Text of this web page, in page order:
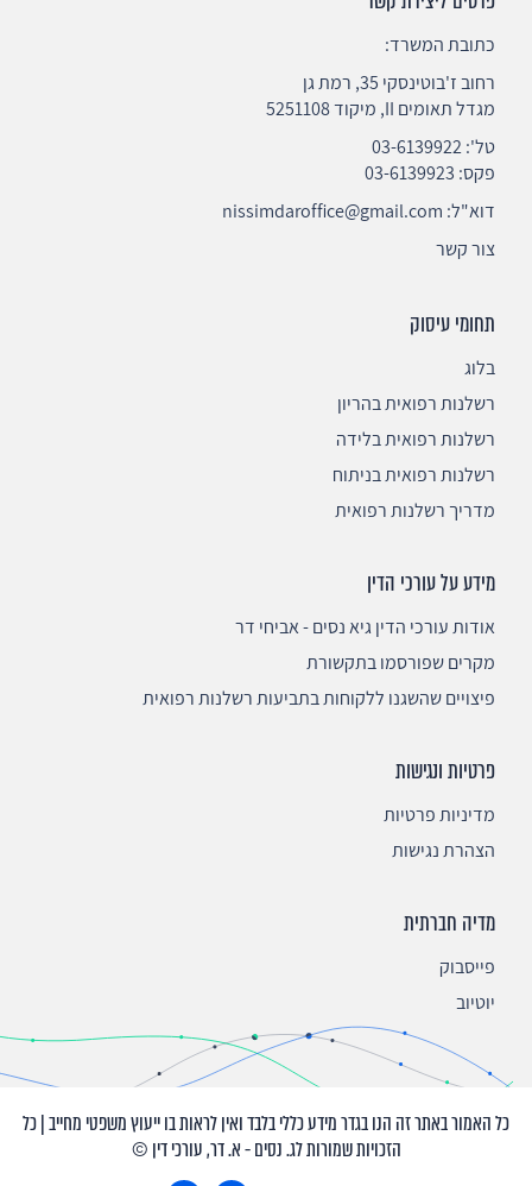
כתובת המשרד:
רחוב ז'בוטינסקי 35, רמת גן
מגדל תאומים II, מיקוד 5251108
טל':03-6139922
פקס: 03-6139923
דוא"ל: nissimdaroffice@gmail.com
צור קשר
תחומי עיסוק
בלוג
רשלנות רפואית בהריון
רשלנות רפואית בלידה
רשלנות רפואית בניתוח
מדריך רשלנות רפואית
מידע על עורכי הדין
אודות עורכי הדין גיא נסים - אביחי דר
מקרים שפורסמו בתקשורת
פיצויים שהשגנו ללקוחות בתביעות רשלנות רפואית
פרטיות ונגישות
מדיניות פרטיות
הצהרת נגישות
מדיה חברתית
פייסבוק
יוטיוב
כל האמור באתר זה הנו בגדר מידע כללי בלבד ואין לראות בו ייעוץ משפטי מחייב | כל
הזכויות שמורות לג. נסים - א. דר, עורכי דין ©